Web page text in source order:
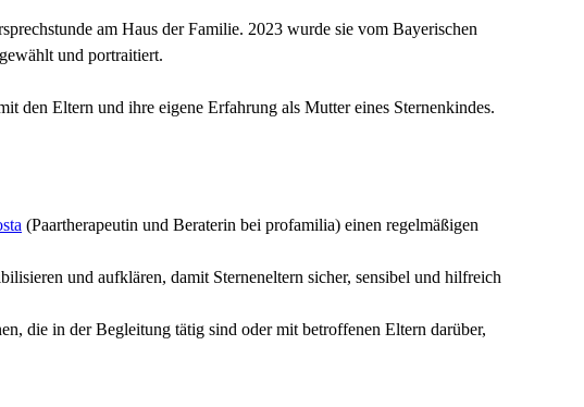
am Haus der Familie. 2023 wurde sie vom Bayerischen
und portraitiert.
den Eltern und ihre eigene Erfahrung als Mutter eines Sternenkindes.
(Paartherapeutin und Beraterin bei profamilia) einen regelmäßigen
und aufklären, damit Sterneneltern sicher, sensibel und hilfreich
die in der Begleitung tätig sind oder mit betroffenen Eltern darüber,